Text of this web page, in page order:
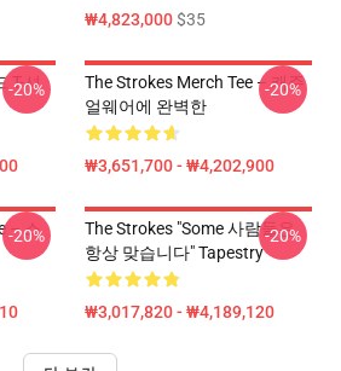
₩4,823,000$35
T-셔
-20%
The Strokes Merch Tee – 캐주
얼웨어에 완벽한
₩3,651,700 - ₩4,202,900
-20%
– 스
-20%
The Strokes "Some 사람들은
항상 맞습니다" Tapestry
₩3,017,820 - ₩4,189,120
-20%